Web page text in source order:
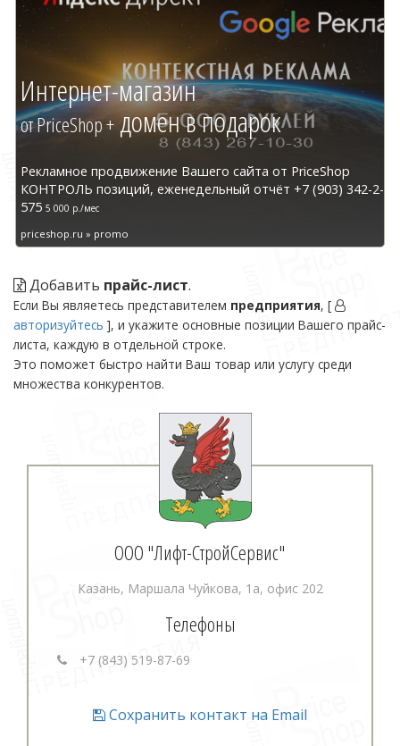
Интернет-магазин
от PriceShop +домен в подарок
Рекламное продвижение Вашего сайта от PriceShop
КОНТРОЛЬ позиций, еженедельный отчёт +7 (903) 342-2-
575 5 000 р./мес
priceshop.ru » promo
Добавить прайс-лист.
Если Вы являетесь представителем предприятия, [
авторизуйтесь ], и укажите основные позиции Вашего прайс-
листа, каждую в отдельной строке.
Это поможет быстро найти Ваш товар или услугу среди
множества конкурентов.
ООО "Лифт-СтройСервис"
Казань, Маршала Чуйкова, 1а, офис 202
Телефоны
+7 (843) 519-87-69
Сохранить контакт на Email